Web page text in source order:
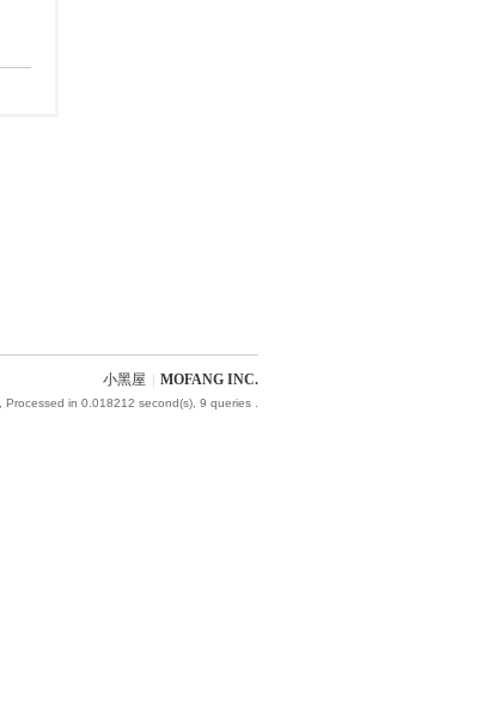
小黑屋 MOFANG INC.
, Processed in 0.018212 second(s), 9 queries .